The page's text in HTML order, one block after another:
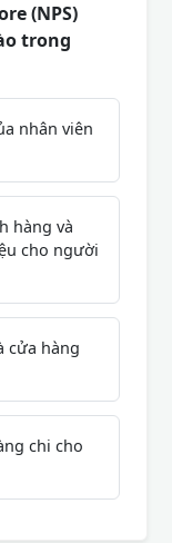
(NPS)
trong
nhân viên
hàng và
cho người
cửa hàng
chi cho